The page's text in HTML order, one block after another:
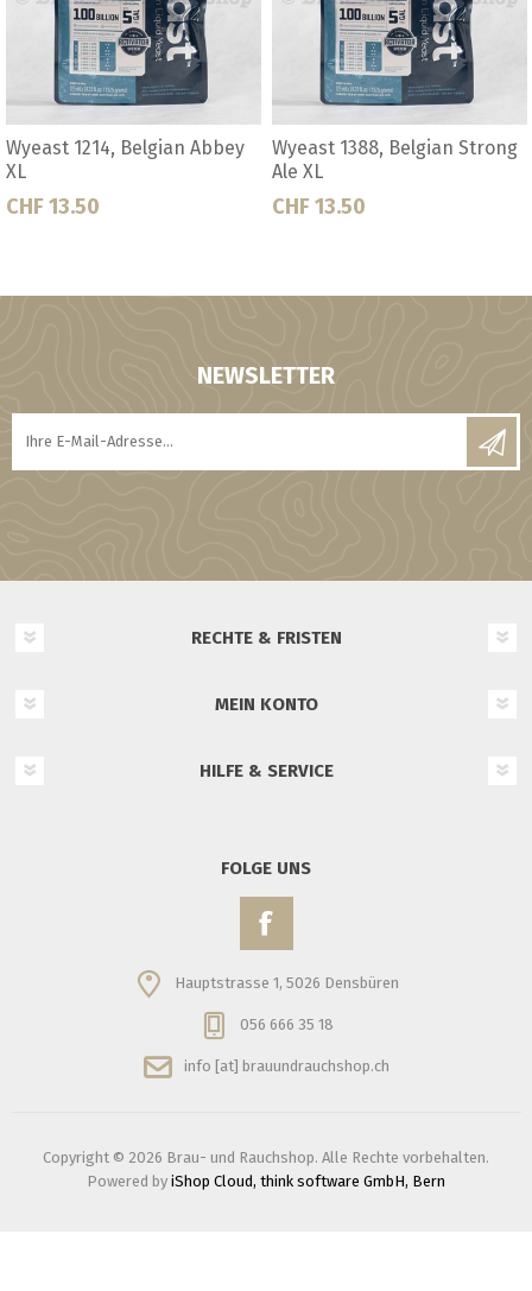
Belgian Strong
Wyeast 1762, Belgian Abbey
CHF 13.50
Wyeast
NEWSLETTER
RECHTE & FRISTEN
MEIN KONTO
HILFE & SERVICE
FOLGE UNS
Hauptstrasse 1, 5026 Densbüren
056 666 35 18
info [at] brauundrauchshop.ch
Copyright © 2026 Brau- und Rauchshop. Alle Rechte vorbehalten.
Powered by iShop Cloud, think software GmbH, Bern